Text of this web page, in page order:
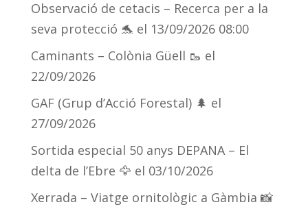
y d
s
a
m
ar
te
ix
Observació de cetacis – Recerca per a la
seva protecció 🐬 el 13/09/2026 08:00
Caminants – Colònia Güell 🥾 el
22/09/2026
GAF (Grup d’Acció Forestal) 🌲 el
27/09/2026
Sortida especial 50 anys DEPANA – El
delta de l’Ebre 🦅 el 03/10/2026
Xerrada – Viatge ornitològic a Gàmbia 📸